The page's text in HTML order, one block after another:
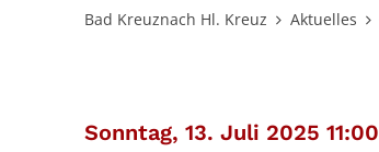
Bad Kreuznach Hl. Kreuz Aktuelles
Sonntag, 13. Juli 2025 11:00